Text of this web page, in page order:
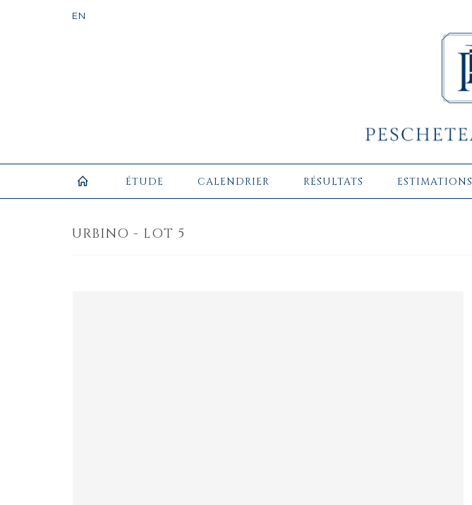
ÉTUDE CALENDRIER RÉSULTATS ESTIMATIONS
URBINO - LOT 5